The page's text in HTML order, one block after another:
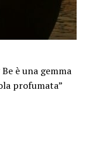
è una gemma
profumata”